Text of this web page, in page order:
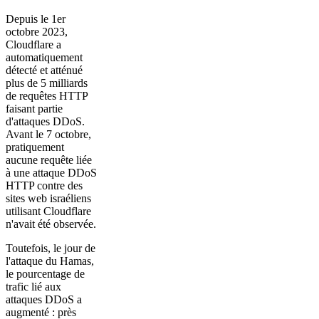
Depuis le 1er
octobre 2023,
Cloudflare a
automatiquement
détecté et atténué
plus de 5 milliards
de requêtes HTTP
faisant partie
d'attaques DDoS.
Avant le 7 octobre,
pratiquement
aucune requête liée
à une attaque DDoS
HTTP contre des
sites web israéliens
utilisant Cloudflare
n'avait été observée.
Toutefois, le jour de
l'attaque du Hamas,
le pourcentage de
trafic lié aux
attaques DDoS a
augmenté : près